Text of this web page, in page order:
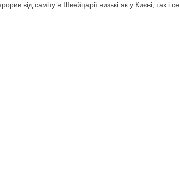
від саміту в Швейцарії низькі як у Києві, так і